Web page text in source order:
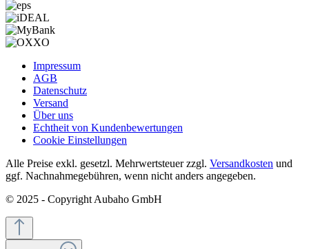
Impressum
AGB
Datenschutz
Versand
Über uns
Echtheit von Kundenbewertungen
Cookie Einstellungen
Alle Preise exkl. gesetzl. Mehrwertsteuer zzgl. Versandkosten und
ggf. Nachnahmegebühren, wenn nicht anders angegeben.
© 2025 - Copyright Aubaho GmbH